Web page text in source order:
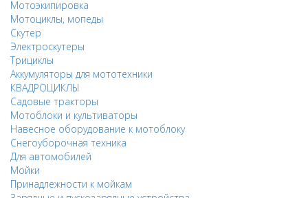
Мотоэкипировка
Мотоциклы, мопеды
Скутер
Электроскутеры
Трициклы
Аккумуляторы для мототехники
КВАДРОЦИКЛЫ
Садовые тракторы
Мотоблоки и культиваторы
Навесное оборудование к мотоблоку
Снегоуборочная техника
Для автомобилей
Мойки
Принадлежности к мойкам